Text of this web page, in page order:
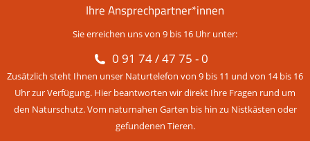
Ihre Ansprechpartner*innen
Sie erreichen uns von 9 bis 16 Uhr unter:
0 91 74 / 47 75 - 0
Zusätzlich steht Ihnen unser Naturtelefon von 9 bis 11 und von 14 bis 16
Uhr zur Verfügung. Hier beantworten wir direkt Ihre Fragen rund um
den Naturschutz. Vom naturnahen Garten bis hin zu Nistkästen oder
gefundenen Tieren.